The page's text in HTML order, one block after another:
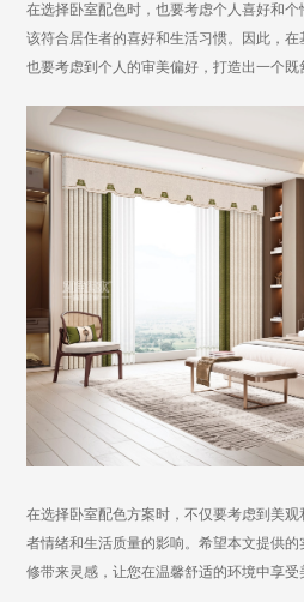
在选择卧室配色时，也要考虑个人喜好和
该符合居住者的喜好和生活习惯。因此，在
也要考虑到个人的审美偏好，打造出一个既
在选择卧室配色方案时，不仅要考虑到美
者情绪和生活质量的影响。希望本文提供
修带来灵感，让您在温馨舒适的环境中享受